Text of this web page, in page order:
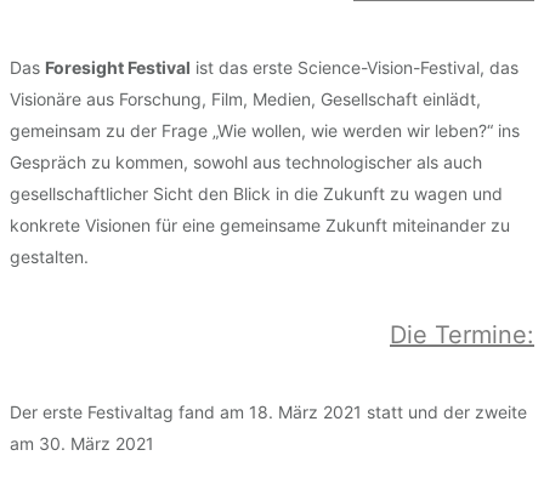
Das Foresight Festival ist das erste Science-Vision-Festival, das
Visionäre aus Forschung, Film, Medien, Gesellschaft einlädt,
gemeinsam zu der Frage „Wie wollen, wie werden wir leben?“ ins
Gespräch zu kommen, sowohl aus technologischer als auch
gesellschaftlicher Sicht den Blick in die Zukunft zu wagen und
konkrete Visionen für eine gemeinsame Zukunft miteinander zu
gestalten.
Die Termine:
Der erste Festivaltag fand am 18. März 2021 statt und der zweite
am 30. März 2021